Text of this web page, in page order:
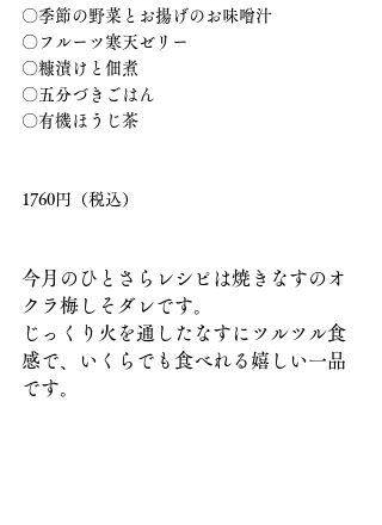
〇季節の野菜とお揚げのお味噌汁
〇フルーツ寒天ゼリー
〇糠漬けと佃煮
〇五分づきごはん
〇有機ほうじ茶
1760円（税込）
今月のひとさらレシピは焼きなすのオ
クラ梅しそダレです。
じっくり火を通したなすにツルツル食
感で、いくらでも食べれる嬉しい一品
です。